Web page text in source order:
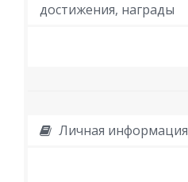
достижения, награды
Личная информация